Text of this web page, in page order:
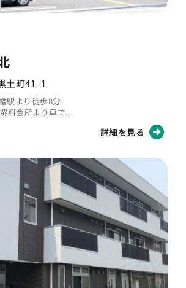
すか？
すか？
土町41ｰ1
駅より徒歩8分
料金所より車で...
詳細を見る